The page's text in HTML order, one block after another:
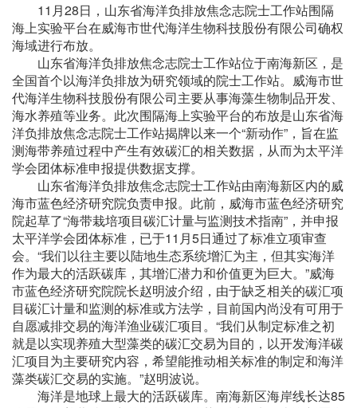
11月28日，山东省海洋负排放焦念志院士工作站围隔
海上实验平台在威海市世代海洋生物科技股份有限公司确权
海域进行布放。
山东省海洋负排放焦念志院士工作站位于南海新区，是
全国首个以海洋负排放为研究领域的院士工作站。威海市世
代海洋生物科技股份有限公司主要从事海藻生物制品开发、
海水养殖等业务。此次围隔海上实验平台的布放是山东省海
洋负排放焦念志院士工作站揭牌以来一个“新动作”，旨在监
测海带养殖过程中产生有效碳汇的相关数据，从而为太平洋
学会团体标准申报提供数据支撑。
山东省海洋负排放焦念志院士工作站由南海新区内的威
海市蓝色经济研究院负责申报。此前，威海市蓝色经济研究
院起草了“海带栽培项目碳汇计量与监测技术指南”，并申报
太平洋学会团体标准，已于11月5日通过了标准立项审查
会。“我们以往主要以陆地生态系统增汇为主，但其实海洋
作为最大的活跃碳库，其增汇潜力和价值更为巨大。”威海
市蓝色经济研究院院长赵明波介绍，由于缺乏相关的碳汇项
目碳汇计量和监测的标准或方法学，目前国内尚没有可用于
自愿减排交易的海洋渔业碳汇项目。“我们从制定标准之初
就是以实现养殖大型藻类的碳汇交易为目的，以开发海洋碳
汇项目为主要研究内容，希望能推动相关标准的制定和海洋
藻类碳汇交易的实施。”赵明波说。
海洋是地球上最大的活跃碳库。南海新区海岸线长达85